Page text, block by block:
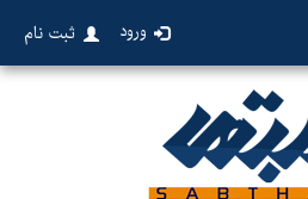
ورود ثبت نام